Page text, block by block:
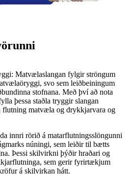
Matvælaslangan fylgir ströngum
svo sem leiðbeiningum
stofnana. Með því að nota
þessa staðla tryggir slangan
flutning matvæla og drykkjarvara og
innri rörið á matarflutningsslöngunni
núningi, sem leiðir til bætts
Þessi skilvirkni þýðir hraðari og
sem gerir fyrirtækjum
á skilvirkan hátt.